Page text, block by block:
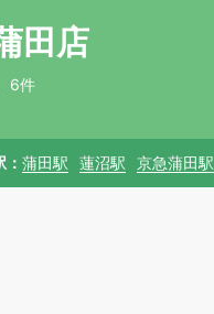
田店
6件
蒲田駅 蓮沼駅 京急蒲田駅